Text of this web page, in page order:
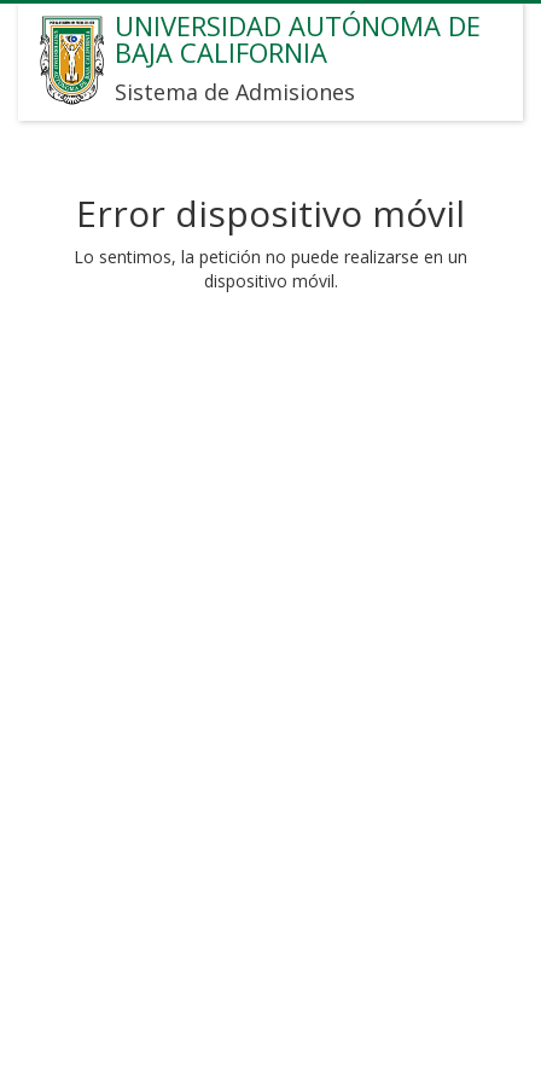
UNIVERSIDAD AUTÓNOMA DE
BAJA CALIFORNIA
Sistema de Admisiones
Error dispositivo móvil
Lo sentimos, la petición no puede realizarse en un
dispositivo móvil.